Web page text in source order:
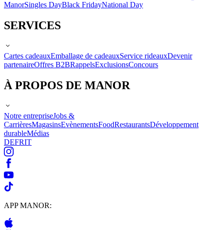
ManorSingles DayBlack FridayNational Day
SERVICES
Cartes cadeauxEmballage de cadeauxService rideauxDevenir
partenaireOffres B2BRappelsExclusionsConcours
À PROPOS DE MANOR
Notre entrepriseJobs &
CarrièresMagasinsEvènementsFoodRestaurantsDéveloppement
durableMédias
DEFRIT
APP MANOR: